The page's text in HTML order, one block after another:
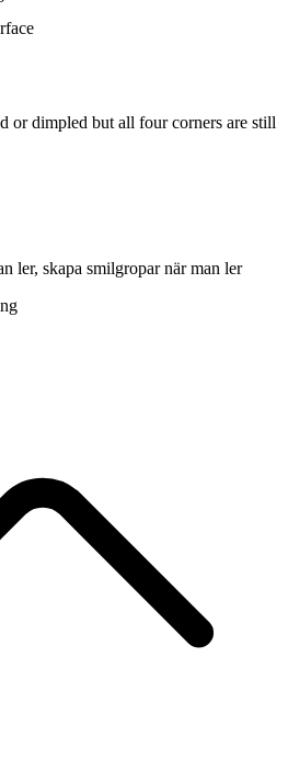
or dimpled but all four corners are still
ler, skapa smilgropar när man ler